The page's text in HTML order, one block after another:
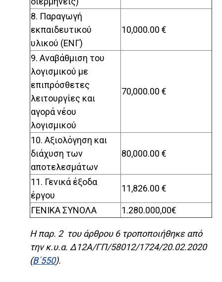
8. Παραγωγή
εκπαιδευτικού
υλικού (ΕΝΓ)
10,000.00 €
9. Αναβάθμιση του
λογισμικού με
επιπρόσθετες
λειτουργίες και
αγορά νέου
λογισμικού
70,000.00 €
10. Αξιολόγηση και
διάχυση των
αποτελεσμάτων
80,000.00 €
11. Γενικά έξοδα
έργου
11,826.00 €
ΓΕΝΙΚΑ ΣΥΝΟΛΑ 1.280.000,00€
Η παρ. 2 του άρθρου 6 τροποποιήθηκε από
την κ.υ.α. Δ12Α/ΓΠ/58012/1724/20.02.2020
(Β΄550).